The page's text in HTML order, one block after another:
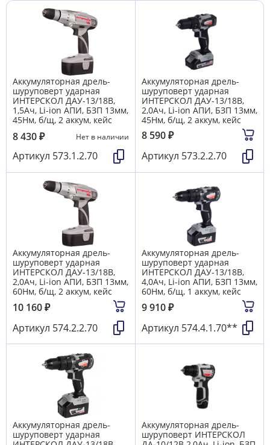
Аккумуляторная дрель-
шуруповерт ударная
ИНТЕРСКОЛ ДАУ-13/18В,
1,5Ач, Li-ion АПИ, БЗП 13мм,
45Нм, б/щ, 2 аккум, кейс
8 430₽ Нет в наличии
Артикул 573.1.2.70
Аккумуляторная дрель-
шуруповерт ударная
ИНТЕРСКОЛ ДАУ-13/18В,
2,0Ач, Li-ion АПИ, БЗП 13мм,
45Нм, б/щ, 2 аккум, кейс
8 590₽
Артикул 573.2.2.70
Аккумуляторная дрель-
шуруповерт ударная
ИНТЕРСКОЛ ДАУ-13/18В,
2,0Ач, Li-ion АПИ, БЗП 13мм,
60Нм, б/щ, 2 аккум, кейс
10 160₽
Артикул 574.2.2.70
Аккумуляторная дрель-
шуруповерт ударная
ИНТЕРСКОЛ ДАУ-13/18В,
4,0Ач, Li-ion АПИ, БЗП 13мм,
60Нм, б/щ, 1 аккум, кейс
9 910₽
Артикул 574.4.1.70**
Аккумуляторная дрель-
шуруповерт ударная
Аккумуляторная дрель-
шуруповерт ИНТЕРСКОЛ